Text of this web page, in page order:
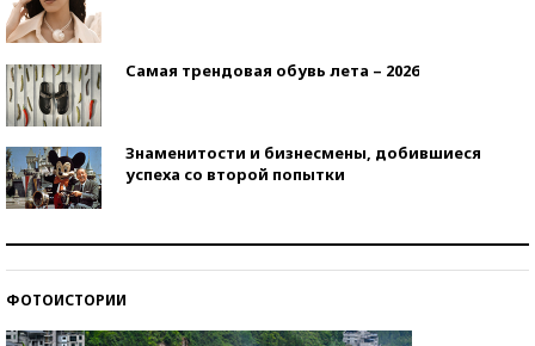
Самая трендовая обувь лета – 2026
Знаменитости и бизнесмены, добившиеся
успеха со второй попытки
ФОТОИСТОРИИ